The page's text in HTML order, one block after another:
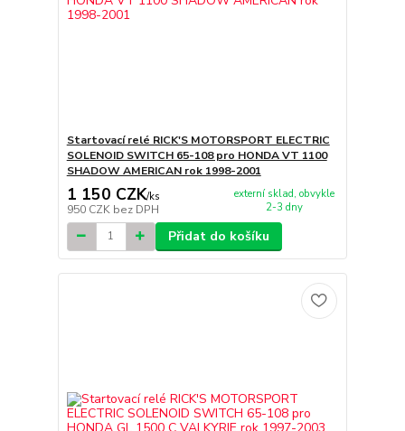
Startovací relé RICK'S MOTORSPORT ELECTRIC
SOLENOID SWITCH 65-108 pro HONDA VT 1100
SHADOW AMERICAN rok 1998-2001
1 150 CZK/ks
950 CZK bez DPH
externí sklad, obvykle
2-3 dny
Přidat do košíku